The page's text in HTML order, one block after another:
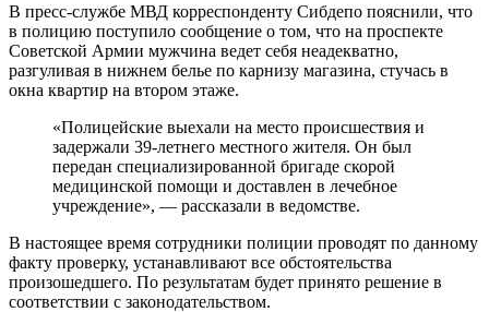
В пресс-службе МВД корреспонденту Сибдепо пояснили, что
в полицию поступило сообщение о том, что на проспекте
Советской Армии мужчина ведет себя неадекватно,
разгуливая в нижнем белье по карнизу магазина, стучась в
окна квартир на втором этаже.
«Полицейские выехали на место происшествия и
задержали 39-летнего местного жителя. Он был
передан специализированной бригаде скорой
медицинской помощи и доставлен в лечебное
учреждение», — рассказали в ведомстве.
В настоящее время сотрудники полиции проводят по данному
факту проверку, устанавливают все обстоятельства
произошедшего. По результатам будет принято решение в
соответствии с законодательством.